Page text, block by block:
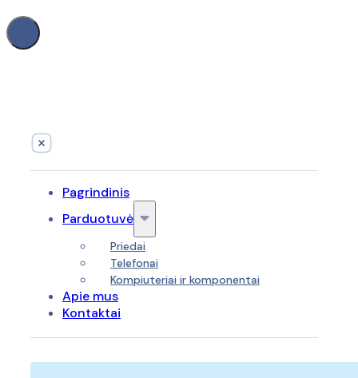
Pagrindinis
Parduotuvė
Priedai
Telefonai
Kompiuteriai ir komponentai
Apie mus
Kontaktai